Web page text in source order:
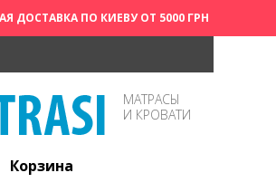
ДОСТАВКА ПО КИЕВУ ОТ 5000 ГРН
МАТРАСЫ
И КРОВАТИ
Корзина